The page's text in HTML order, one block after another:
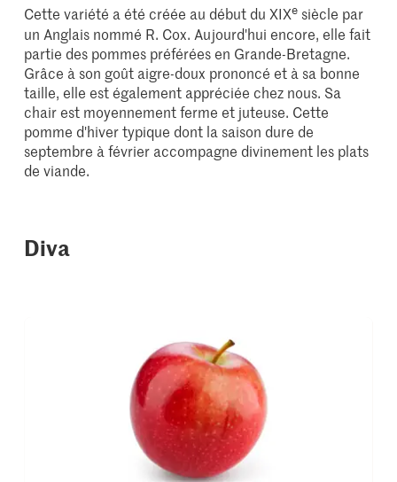
Cette variété a été créée au début du XIXe siècle par
un Anglais nommé R. Cox. Aujourd'hui encore, elle fait
partie des pommes préférées en Grande-Bretagne.
Grâce à son goût aigre-doux prononcé et à sa bonne
taille, elle est également appréciée chez nous. Sa
chair est moyennement ferme et juteuse. Cette
pomme d'hiver typique dont la saison dure de
septembre à février accompagne divinement les plats
de viande.
Diva